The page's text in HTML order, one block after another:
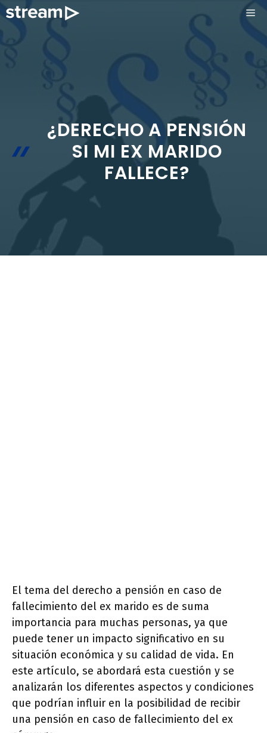
Saltar
¿DERECHO A PENSIÓN
SI MI EX MARIDO
FALLECE?
El tema del derecho a pensión en caso de
fallecimiento del ex marido es de suma
importancia para muchas personas, ya que
puede tener un impacto significativo en su
situación económica y su calidad de vida. En
este artículo, se abordará esta cuestión y se
analizarán los diferentes aspectos y condiciones
que podrían influir en la posibilidad de recibir
una pensión en caso de fallecimiento del ex